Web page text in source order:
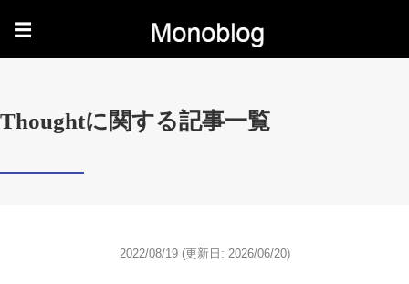
☰
Thoughtに関する記事一覧
2022/08/19 (更新日: 2026/06/20)